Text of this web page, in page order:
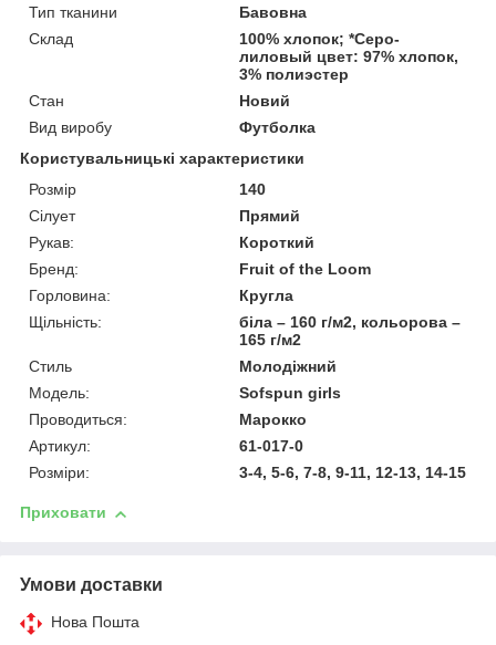
Тип тканини
Бавовна
Склад
100% хлопок; *Серо-
лиловый цвет: 97% хлопок,
3% полиэстер
Стан
Новий
Вид виробу
Футболка
Користувальницькі характеристики
Розмір
140
Сілует
Прямий
Рукав:
Короткий
Бренд:
Fruit of the Loom
Горловина:
Кругла
Щільність:
біла – 160 г/м2, кольорова –
165 г/м2
Стиль
Молодіжний
Модель:
Sofspun girls
Проводиться:
Марокко
Артикул:
61-017-0
Розміри:
3-4, 5-6, 7-8, 9-11, 12-13, 14-15
Приховати
Умови доставки
Нова Пошта